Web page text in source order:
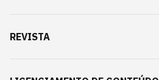
REVISTA